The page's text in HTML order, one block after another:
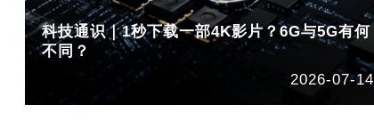
科技通识｜1秒下载一部4K影片？6G与5G有何
不同？
2026-07-14